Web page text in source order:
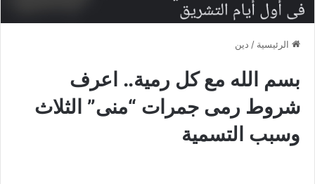
الرئيسية / دين
بسم الله مع كل رمية.. اعرف
شروط رمى جمرات “منى” الثلاث
وسبب التسمية